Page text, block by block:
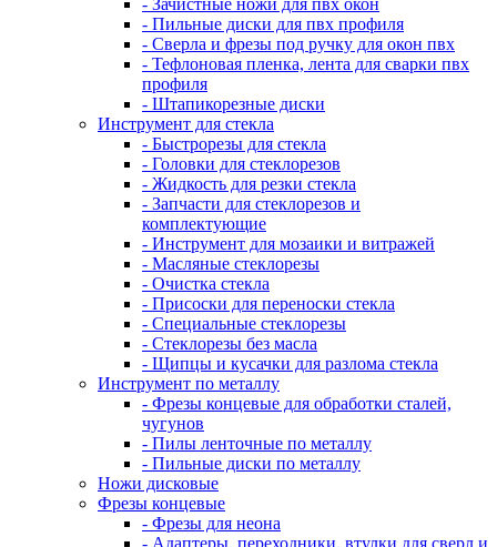
- Зачистные ножи для пвх окон
- Пильные диски для пвх профиля
- Сверла и фрезы под ручку для окон пвх
- Тефлоновая пленка, лента для сварки пвх
профиля
- Штапикорезные диски
Инструмент для стекла
- Быстрорезы для стекла
- Головки для стеклорезов
- Жидкость для резки стекла
- Запчасти для стеклорезов и
комплектующие
- Инструмент для мозаики и витражей
- Масляные стеклорезы
- Очистка стекла
- Присоски для переноски стекла
- Специальные стеклорезы
- Стеклорезы без масла
- Щипцы и кусачки для разлома стекла
Инструмент по металлу
- Фрезы концевые для обработки сталей,
чугунов
- Пилы ленточные по металлу
- Пильные диски по металлу
Ножи дисковые
Фрезы концевые
- Фрезы для неона
- Адаптеры, переходники, втулки для сверл и